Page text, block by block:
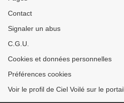
Contact
Signaler un abus
C.G.U.
Cookies et données personnelles
Préférences cookies
Voir le profil de Ciel Voilé sur le